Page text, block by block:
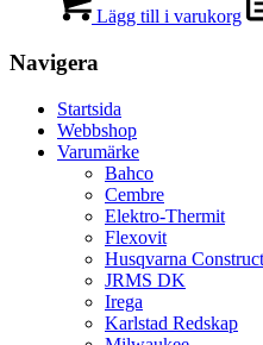
Lägg till i varukorg
Navigera
Startsida
Webbshop
Varumärke
Bahco
Cembre
Elektro-Thermit
Flexovit
Husqvarna
JRMS DK
Irega
Karlstad Redskap